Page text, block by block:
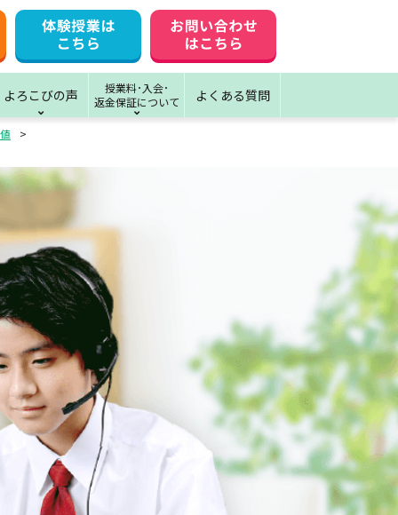
よろこびの声
授業料･入会･
返金保証について
よくある質問